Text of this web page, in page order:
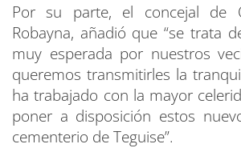
Por su parte, el concejal de
Robayna, añadió que “se trata
muy esperada por nuestros
queremos transmitirles la
ha trabajado con la mayor
poner a disposición estos
cementerio de Teguise”.